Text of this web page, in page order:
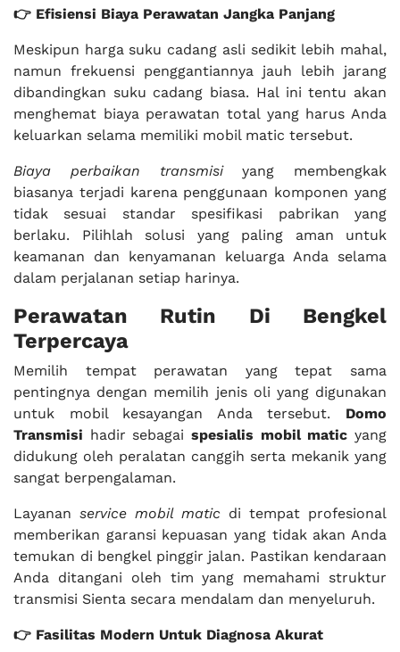
👉 Efisiensi Biaya Perawatan Jangka Panjang
Meskipun harga suku cadang asli sedikit lebih mahal,
namun frekuensi penggantiannya jauh lebih jarang
dibandingkan suku cadang biasa. Hal ini tentu akan
menghemat biaya perawatan total yang harus Anda
keluarkan selama memiliki mobil matic tersebut.
Biaya perbaikan transmisiyang membengkak
biasanya terjadi karena penggunaan komponen yang
tidak sesuai standar spesifikasi pabrikan yang
berlaku. Pilihlah solusi yang paling aman untuk
keamanan dan kenyamanan keluarga Anda selama
dalam perjalanan setiap harinya.
Perawatan Rutin Di Bengkel
Terpercaya
Memilih tempat perawatan yang tepat sama
pentingnya dengan memilih jenis oli yang digunakan
untuk mobil kesayangan Anda tersebut. Domo
Transmisi hadir sebagai spesialis mobil matic yang
didukung oleh peralatan canggih serta mekanik yang
sangat berpengalaman.
Layanan service mobil matic di tempat profesional
memberikan garansi kepuasan yang tidak akan Anda
temukan di bengkel pinggir jalan. Pastikan kendaraan
Anda ditangani oleh tim yang memahami struktur
transmisi Sienta secara mendalam dan menyeluruh.
👉 Fasilitas Modern Untuk Diagnosa Akurat